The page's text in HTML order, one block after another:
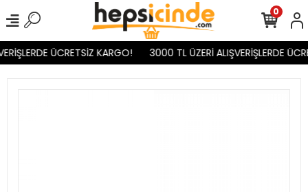
ÜCRETSİZ KARGO! 3000 TL ÜZERİ ALIŞVERİŞLERDE
0